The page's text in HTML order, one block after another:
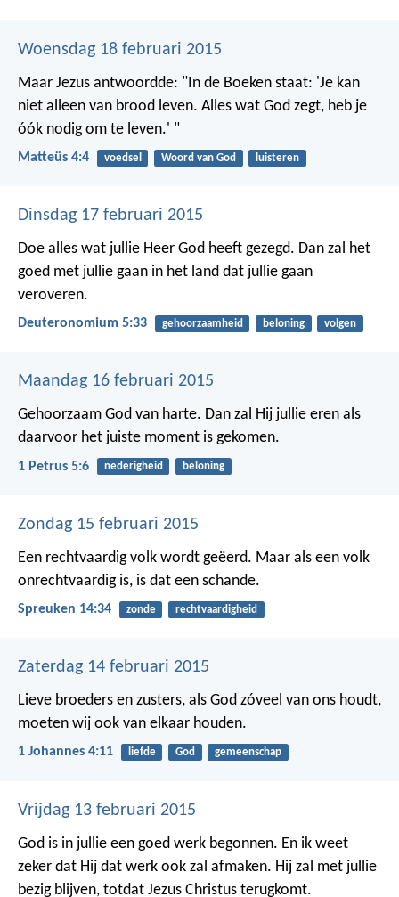
Woensdag 18 februari 2015
Maar Jezus antwoordde: "In de Boeken staat: 'Je kan
niet alleen van brood leven. Alles wat God zegt, heb je
óók nodig om te leven.' "
Matteüs 4:4 voedsel Woord van God luisteren
Dinsdag 17 februari 2015
Doe alles wat jullie Heer God heeft gezegd. Dan zal het
goed met jullie gaan in het land dat jullie gaan
veroveren.
Deuteronomium 5:33 gehoorzaamheid beloning volgen
Maandag 16 februari 2015
Gehoorzaam God van harte. Dan zal Hij jullie eren als
daarvoor het juiste moment is gekomen.
1 Petrus 5:6 nederigheid beloning
Zondag 15 februari 2015
Een rechtvaardig volk wordt geëerd. Maar als een volk
onrechtvaardig is, is dat een schande.
Spreuken 14:34 zonde rechtvaardigheid
Zaterdag 14 februari 2015
Lieve broeders en zusters, als God zóveel van ons houdt,
moeten wij ook van elkaar houden.
1 Johannes 4:11 liefde God gemeenschap
Vrijdag 13 februari 2015
God is in jullie een goed werk begonnen. En ik weet
zeker dat Hij dat werk ook zal afmaken. Hij zal met jullie
bezig blijven, totdat Jezus Christus terugkomt.